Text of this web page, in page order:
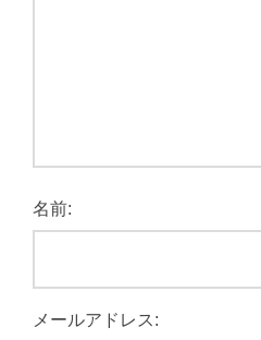
名前:
メールアドレス: